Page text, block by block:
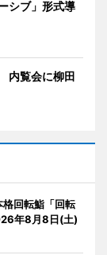
シブ」形式導
内覧会に柳田
回転鮨「回転
年8月8日(土)